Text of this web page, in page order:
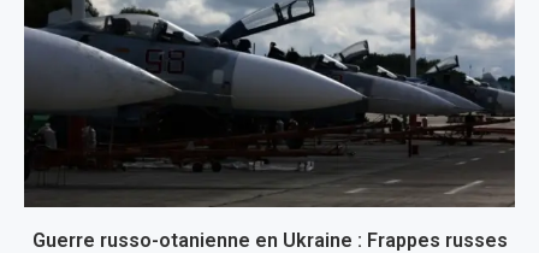
Guerre russo-otanienne en Ukraine : Frappes russes